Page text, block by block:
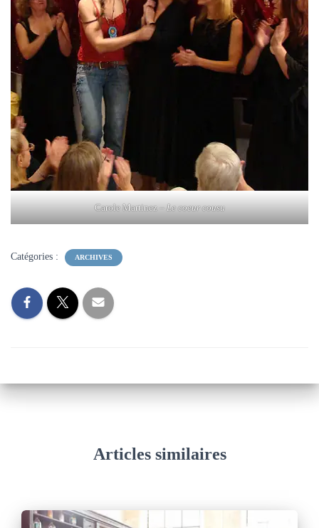
Carole Martinez –Le coeur cousu
Catégories : ARCHIVES
Articles similaires